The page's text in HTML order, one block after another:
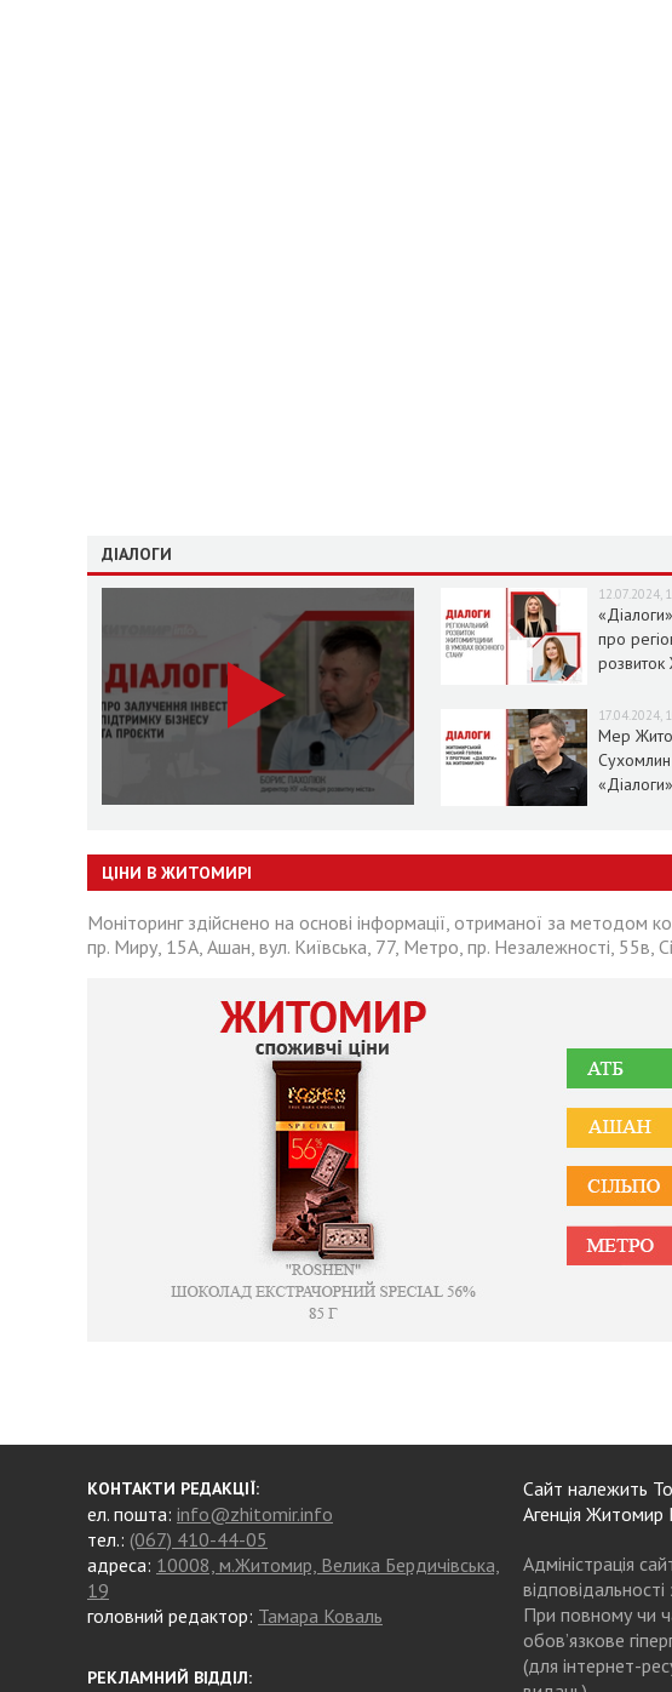
ДІАЛОГИ
12.07.2024,
про
17.04.2024,
Мер
ЦІНИ В ЖИТОМИРІ
Моніторинг здійснено на основі інформації, отриманої за методом
пр. Миру, 15А, Ашан, вул. Київська, 77, Метро, пр. Незалежності, 55в,
КОНТАКТИ РЕДАКЦІЇ:
ел. пошта: info@zhitomir.info
тел.: (067) 410-44-05
адреса: 10008, м.Житомир, Велика Бердичівська,
19
головний редактор: Тамара Коваль
РЕКЛАМНИЙ ВІДДІЛ:
Сайт належить
Агенція
Адміністрація
При повному чи
обов’язкове
(для інтернет-